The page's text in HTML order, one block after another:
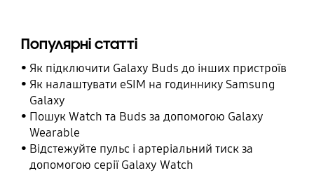
Популярні статті
Як підключити Galaxy Buds до інших пристроїв
Як налаштувати eSIM на годиннику Samsung
Galaxy
Пошук Watch та Buds за допомогою Galaxy
Wearable
Відстежуйте пульс і артеріальний тиск за
допомогою серії Galaxy Watch